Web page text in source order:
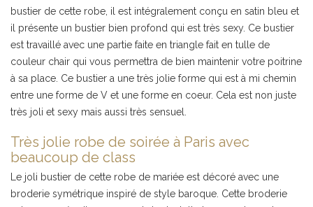
bustier de cette robe, il est intégralement conçu en satin bleu et
il présente un bustier bien profond qui est très sexy. Ce bustier
est travaillé avec une partie faite en triangle fait en tulle de
couleur chair qui vous permettra de bien maintenir votre poitrine
à sa place. Ce bustier a une très jolie forme qui est à mi chemin
entre une forme de V et une forme en coeur. Cela est non juste
très joli et sexy mais aussi très sensuel.
Très jolie robe de soirée à Paris avec
beaucoup de class
Le joli bustier de cette robe de mariée est décoré avec une
broderie symétrique inspiré de style baroque. Cette broderie